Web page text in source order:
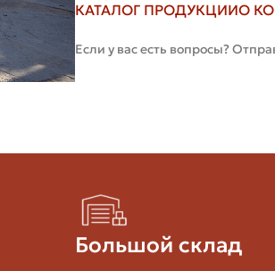
КАТАЛОГ ПРОДУКЦИИО
Если у вас есть вопросы?
Большой склад